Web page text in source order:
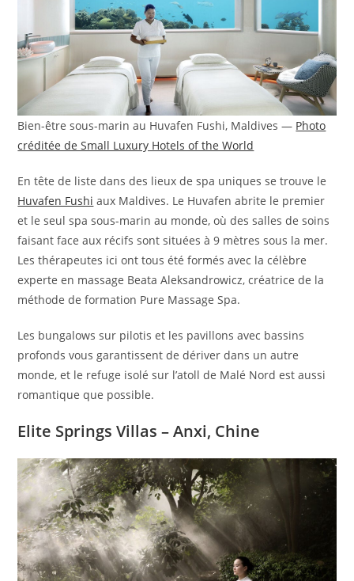
Bien-être sous-marin au Huvafen Fushi, Maldives — Photo
créditée de Small Luxury Hotels of the World
En tête de liste dans des lieux de spa uniques se trouve le
Huvafen Fushi aux Maldives. Le Huvafen abrite le premier
et le seul spa sous-marin au monde, où des salles de soins
faisant face aux récifs sont situées à 9 mètres sous la mer.
Les thérapeutes ici ont tous été formés avec la célèbre
experte en massage Beata Aleksandrowicz, créatrice de la
méthode de formation Pure Massage Spa.
Les bungalows sur pilotis et les pavillons avec bassins
profonds vous garantissent de dériver dans un autre
monde, et le refuge isolé sur l’atoll de Malé Nord est aussi
romantique que possible.
Elite Springs Villas – Anxi, Chine